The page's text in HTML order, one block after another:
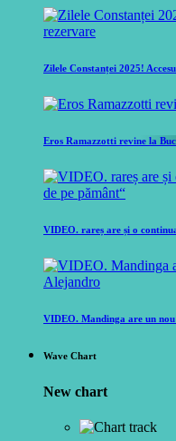
Zilele Constanței 2025!
Eros Ramazzotti revine la
VIDEO. rareș are și o
VIDEO. Mandinga are un
Wave Chart
New chart